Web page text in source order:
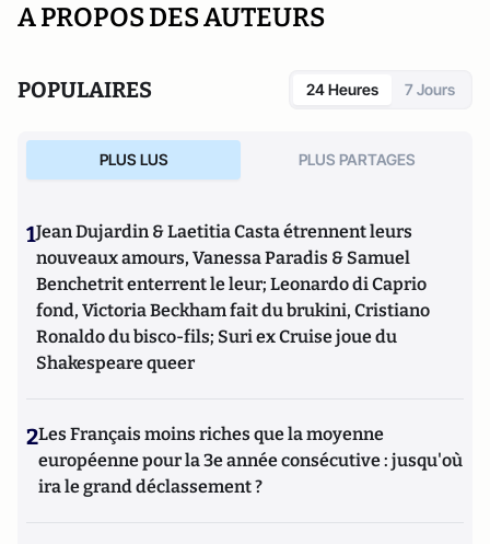
A PROPOS DES AUTEURS
POPULAIRES 24 Heures 7 Jours
PLUS LUS PLUS PARTAGES
1Jean Dujardin & Laetitia Casta étrennent leurs
nouveaux amours, Vanessa Paradis & Samuel
Benchetrit enterrent le leur; Leonardo di Caprio
fond, Victoria Beckham fait du brukini, Cristiano
Ronaldo du bisco-fils; Suri ex Cruise joue du
Shakespeare queer
2Les Français moins riches que la moyenne
européenne pour la 3e année consécutive : jusqu'où
ira le grand déclassement ?